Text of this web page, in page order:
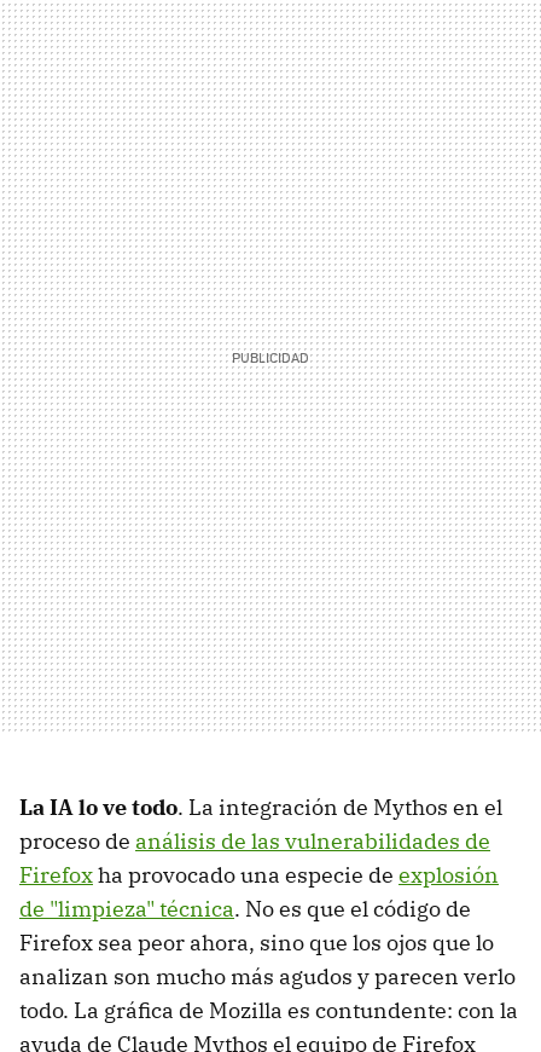
La IA lo ve todo. La integración de Mythos en el
proceso de análisis de las vulnerabilidades de
Firefoxha provocado una especie de explosión
de "limpieza" técnica. No es que el código de
Firefox sea peor ahora, sino que los ojos que lo
analizan son mucho más agudos y parecen verlo
todo. La gráfica de Mozilla es contundente: con la
ayuda de Claude Mythos el equipo de Firefox